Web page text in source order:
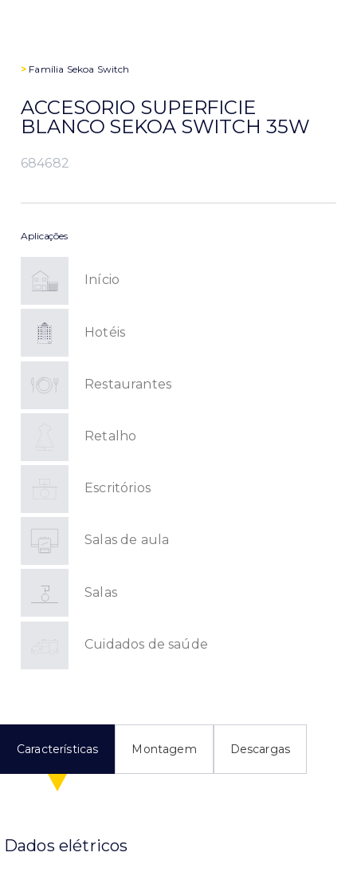
> Família Sekoa Switch
ACCESORIO SUPERFICIE
BLANCO SEKOA SWITCH 35W
684682
Aplicações
Início
Hotéis
Restaurantes
Retalho
Escritórios
Salas de aula
Salas
Cuidados de saúde
Características Montagem Descargas
Dados elétricos